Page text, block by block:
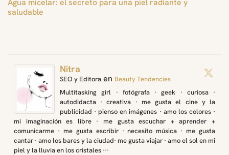
saludable
Nitra
SEO y Editora en Beauty Tendencies
Multitasking girl · fotógrafa · geek · curiosa ·
autodidacta · creativa · me gusta el cine y la
publicidad · pienso en imágenes · amo los colores ·
mi imaginación es libre · me gusta escuchar + aprender +
comunicarme · me gusta escribir · necesito música · me gusta
cantar · amo los bares y la ciudad· me gusta viajar · amo el sol en mi
piel y la lluvia en los cristales ···